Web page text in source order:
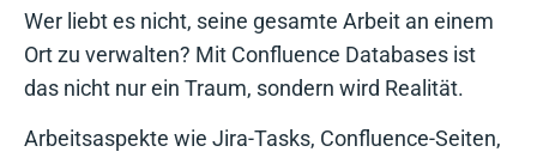
Wer liebt es nicht, seine gesamte Arbeit an einem
Ort zu verwalten? Mit Confluence Databases ist
das nicht nur ein Traum, sondern wird Realität.
Arbeitsaspekte wie Jira-Tasks, Confluence-Seiten,